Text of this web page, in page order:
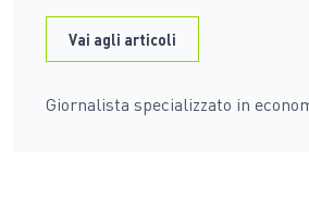
Vai agli articoli
Giornalista specializzato in